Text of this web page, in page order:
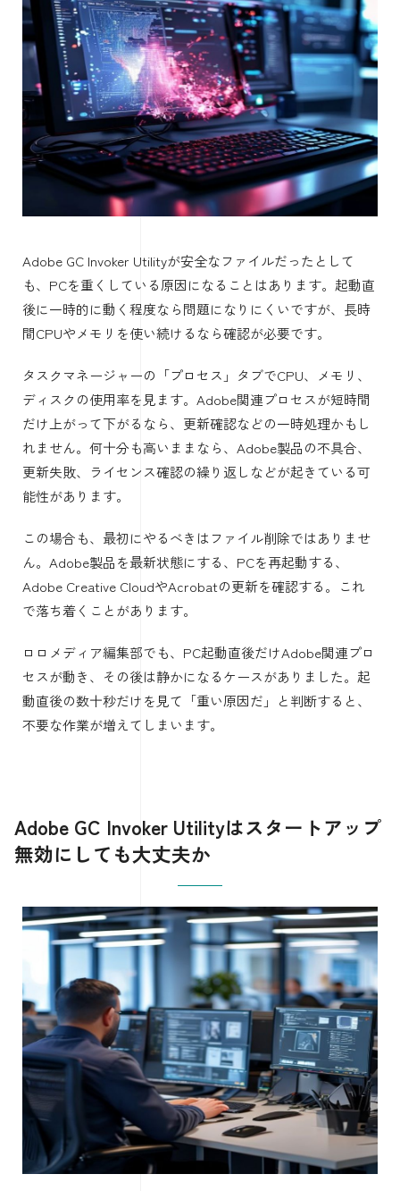
Adobe GC Invoker Utilityが安全なファイルだったとして
も、PCを重くしている原因になることはあります。起動直
後に一時的に動く程度なら問題になりにくいですが、長時
間CPUやメモリを使い続けるなら確認が必要です。
タスクマネージャーの「プロセス」タブでCPU、メモリ、
ディスクの使用率を見ます。Adobe関連プロセスが短時間
だけ上がって下がるなら、更新確認などの一時処理かもし
れません。何十分も高いままなら、Adobe製品の不具合、
更新失敗、ライセンス確認の繰り返しなどが起きている可
能性があります。
この場合も、最初にやるべきはファイル削除ではありませ
ん。Adobe製品を最新状態にする、PCを再起動する、
Adobe Creative CloudやAcrobatの更新を確認する。これ
で落ち着くことがあります。
ロロメディア編集部でも、PC起動直後だけAdobe関連プロ
セスが動き、その後は静かになるケースがありました。起
動直後の数十秒だけを見て「重い原因だ」と判断すると、
不要な作業が増えてしまいます。
Adobe GC Invoker Utilityはスタートアップ
無効にしても大丈夫か